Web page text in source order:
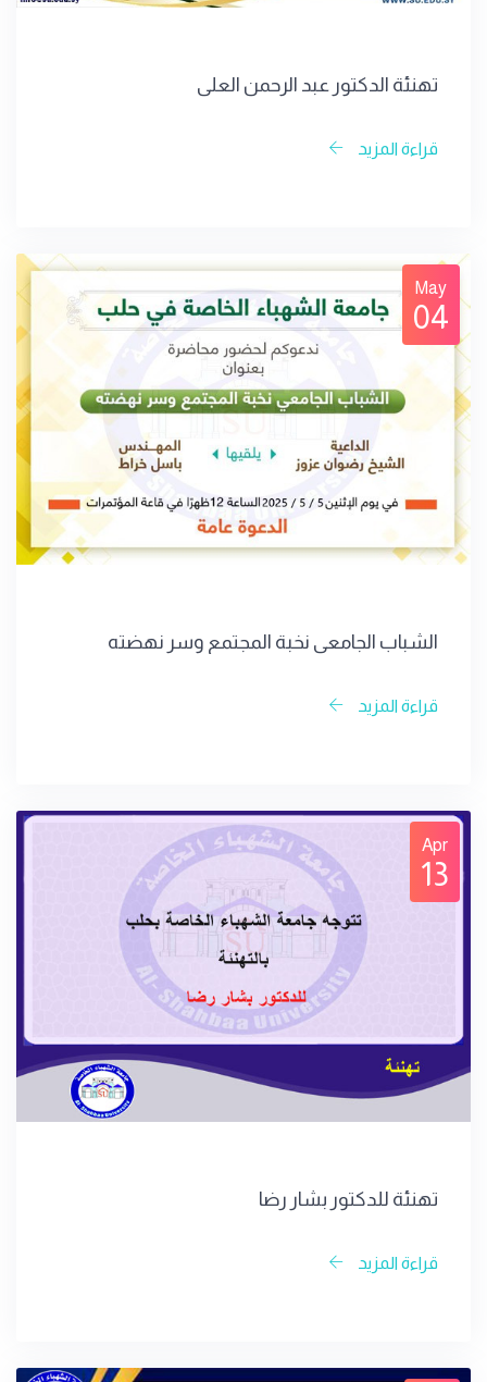
تهنئة الدكتور عبد الرحمن العلي
قراءة المزيد
May
04
الشباب الجامعي نخبة المجتمع وسر نهضته
قراءة المزيد
Apr
13
تهنئة للدكتور بشار رضا
قراءة المزيد